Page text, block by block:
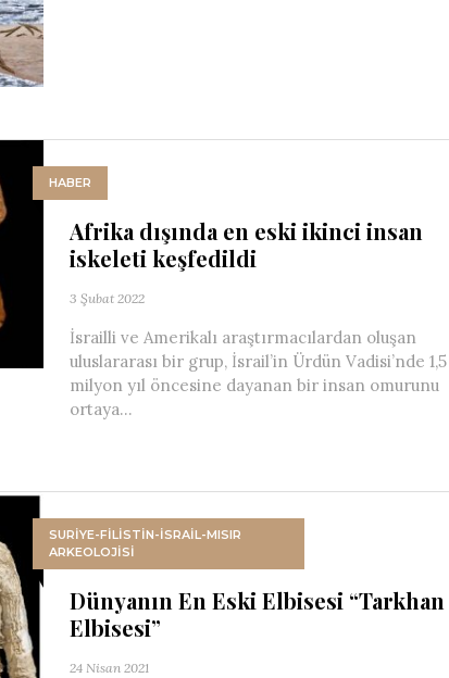
HABER
Afrika dışında en eski ikinci insan
iskeleti keşfedildi
3 Şubat 2022
İsrailli ve Amerikalı araştırmacılardan oluşan
uluslararası bir grup, İsrail’in Ürdün Vadisi’nde 1,5
milyon yıl öncesine dayanan bir insan omurunu
ortaya...
SURIYE-FILISTIN-İSRAIL-MISIR
ARKEOLOJISI
Dünyanın En Eski Elbisesi “Tarkhan
Elbisesi”
24 Nisan 2021